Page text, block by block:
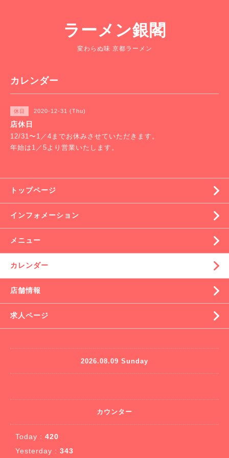
ラーメン銀閣
変わらぬ味 京都ラーメン
カレンダー
休日 2020-12-31 (Thu)
店休日
12/31〜1／4までお休みさせていただきます。
年始は1／5より営業いたします。
トップページ
インフォメーション
メニュー
カレンダー
店舗情報
求人ページ
2026.08.09 Sunday
カウンター
Today : 420
Yesterday : 343